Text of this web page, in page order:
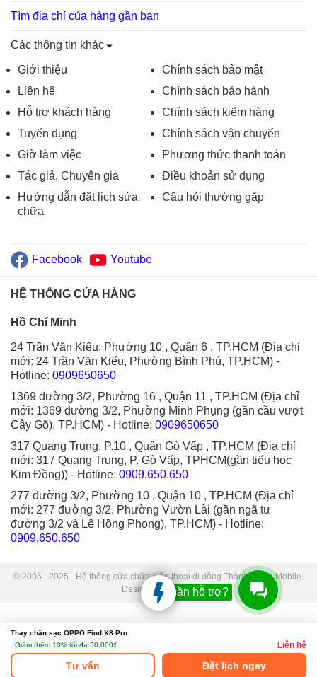
Tìm địa chỉ của hàng gần bạn
Các thông tin khác
Giới thiệu
Liên hệ
Hỗ trợ khách hàng
Tuyển dụng
Giờ làm việc
Tác giả, Chuyên gia
Hướng dẫn đặt lịch sửa
chữa
Chính sách bảo mật
Chính sách bảo hành
Chính sách kiểm hàng
Chính sách vận chuyển
Phương thức thanh toán
Điều khoản sử dụng
Câu hỏi thường gặp
Facebook Youtube
HỆ THỐNG CỬA HÀNG
Hồ Chí Minh
24 Trần Văn Kiểu, Phường 10 , Quận 6 , TP.HCM (Địa chỉ
mới: 24 Trần Văn Kiểu, Phường Bình Phú, TP.HCM) -
Hotline: 0909650650
1369 đường 3/2, Phường 16 , Quận 11 , TP.HCM (Địa chỉ
mới: 1369 đường 3/2, Phường Minh Phụng (gần cầu vượt
Cây Gõ), TP.HCM) - Hotline: 0909650650
317 Quang Trung, P.10 , Quận Gò Vấp , TP.HCM (Địa chỉ
mới: 317 Quang Trung, P. Gò Vấp, TPHCM(gần tiểu học
Kim Đồng)) - Hotline: 0909.650.650
277 đường 3/2, Phường 10 , Quận 10 , TP.HCM (Địa chỉ
mới: 277 đường 3/2, Phường Vườn Lài (gần ngã tư
đường 3/2 và Lê Hồng Phong), TP.HCM) - Hotline:
0909.650.650
© 2006 - 2025 - Hệ thống sửa chữa điện thoại di động Thành Trung Mobile.
Designed by Sudo.
Thay chân sạc OPPO Find X8 Pro
Giảm thêm 10% tối đa 50,000₫
Liên hệ
Tư vấn Đặt lịch ngay
Bạn cần hỗ trợ?